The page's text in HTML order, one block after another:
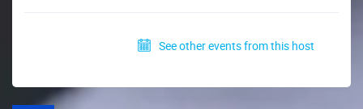
See other events from this host